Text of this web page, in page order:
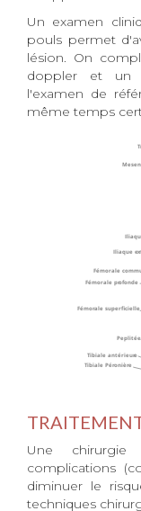
Un examen
pouls permet
lésion. On
doppler et un
l'examen de
même temps
Une
complications
diminuer le
techniques